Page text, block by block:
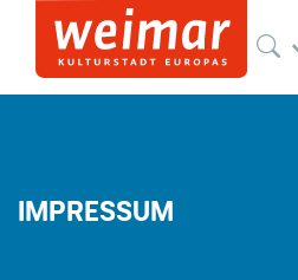
IMPRESSUM